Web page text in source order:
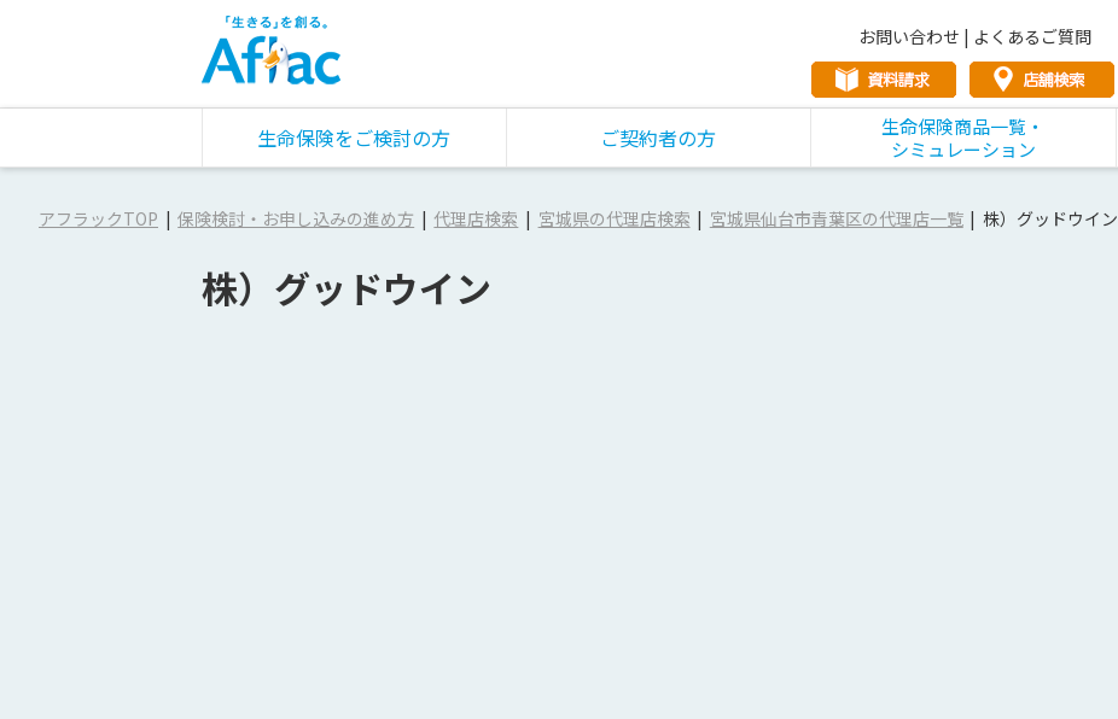
お問い合わせ | よくあるご質問
生命保険をご検討の方 ご契約者の方
生命保険商品一覧・
シミュレーション
アフラックTOP 保険検討・お申し込みの進め方 代理店検索 宮城県の代理店検索 宮城県仙台市青葉区の代理店一覧 株）グッドウイン
株）グッドウイン